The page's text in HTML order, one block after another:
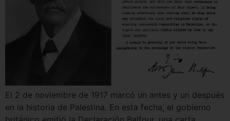
El 2 de noviembre de 1917 marcó un antes y un después
en la historia de Palestina. En esta fecha, el gobierno